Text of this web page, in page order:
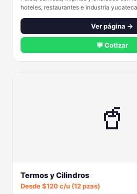
hoteles, restaurantes e industria
Ver página →
💬 Cotizar
🥤
Termos y Cilindros
Desde $120 c/u (12 pzas)